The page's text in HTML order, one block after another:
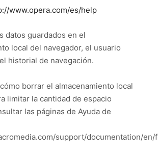
www.opera.com/es/help
datos guardados en el
local del navegador, el usuario
historial de navegación.
borrar el almacenamiento local
limitar la cantidad de espacio
las páginas de Ayuda de
support/documentation/